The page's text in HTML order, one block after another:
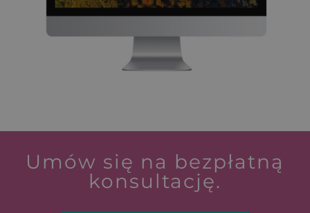
Umów się na bezpłatną
konsultację.